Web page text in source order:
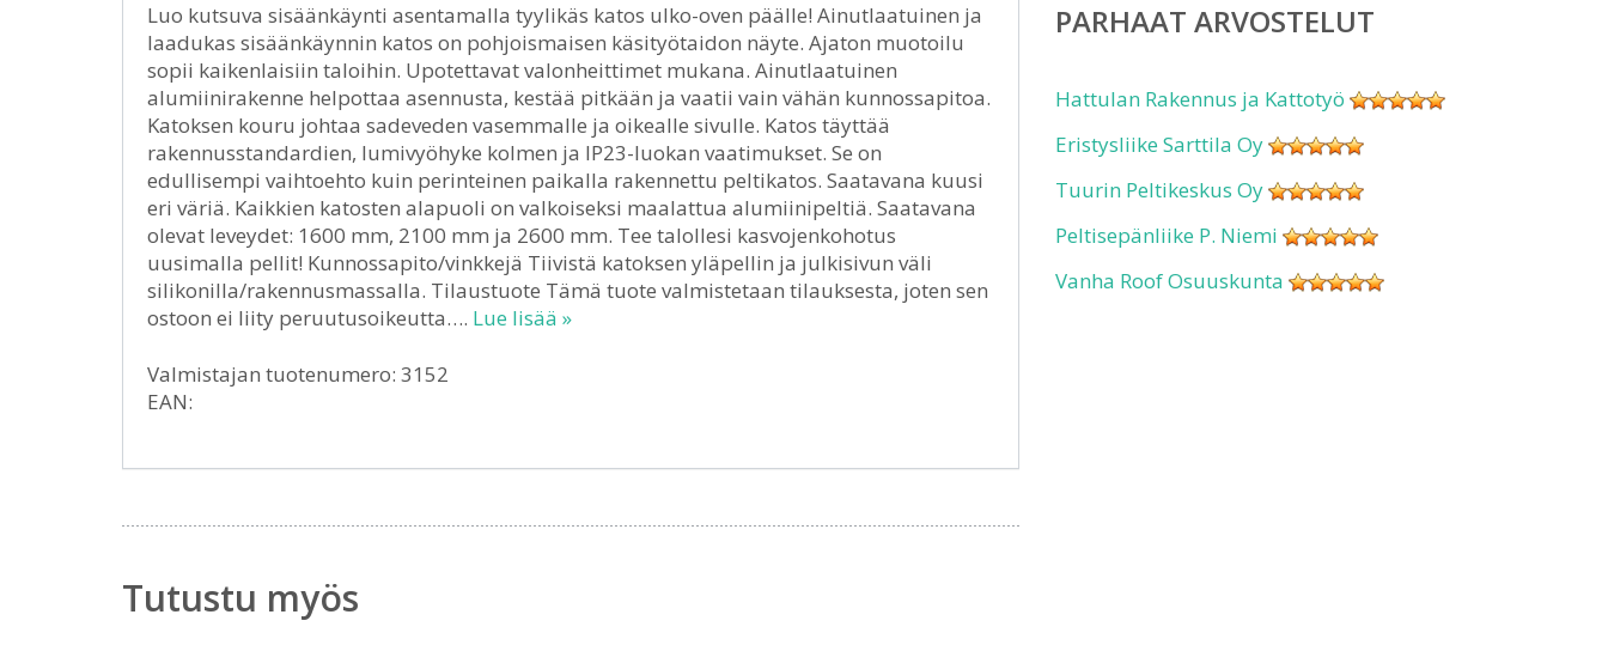
Luo kutsuva sisäänkäynti asentamalla tyylikäs katos ulko-oven päälle! Ainutlaatuinen ja
laadukas sisäänkäynnin katos on pohjoismaisen käsityötaidon näyte. Ajaton muotoilu
sopii kaikenlaisiin taloihin. Upotettavat valonheittimet mukana. Ainutlaatuinen
alumiinirakenne helpottaa asennusta, kestää pitkään ja vaatii vain vähän kunnossapitoa.
Katoksen kouru johtaa sadeveden vasemmalle ja oikealle sivulle. Katos täyttää
rakennusstandardien, lumivyöhyke kolmen ja IP23-luokan vaatimukset. Se on
edullisempi vaihtoehto kuin perinteinen paikalla rakennettu peltikatos. Saatavana kuusi
eri väriä. Kaikkien katosten alapuoli on valkoiseksi maalattua alumiinipeltiä. Saatavana
olevat leveydet: 1600 mm, 2100 mm ja 2600 mm. Tee talollesi kasvojenkohotus
uusimalla pellit! Kunnossapito/vinkkejä Tiivistä katoksen yläpellin ja julkisivun väli
silikonilla/rakennusmassalla. Tilaustuote Tämä tuote valmistetaan tilauksesta, joten sen
ostoon ei liity peruutusoikeutta…. Lue lisää »
Valmistajan tuotenumero: 3152
EAN:
Tutustu myös
PARHAAT ARVOSTELUT
Hattulan Rakennus ja Kattotyö
Eristysliike Sarttila Oy
Tuurin Peltikeskus Oy
Peltisepänliike P. Niemi
Vanha Roof Osuuskunta